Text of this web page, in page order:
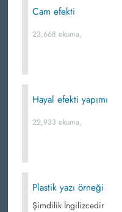
Cam efekti
23,668 okuma,
Hayal efekti yapımı
22,933 okuma,
Plastik yazı örneği
Şimdilik İngilizcedir